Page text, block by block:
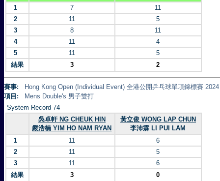
1
7
11
2
11
5
3
8
11
4
11
4
5
11
5
結果
3 2
賽事:
Hong Kong Open (Individual Event) 全港公開乒乓球單項錦標賽 2024
項目:
Mens Double's 男子雙打
System Record 74
吳卓軒 NG CHEUK HIN
嚴浩楠 YIM HO NAM RYAN
黃立俊 WONG LAP CHUN
李沛霖 LI PUI LAM
1
11
6
2
11
5
3
11
6
結果
3 0